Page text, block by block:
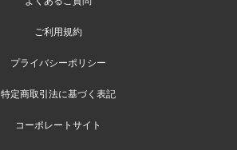
ご利用規約
プライバシーポリシー
特定商取引法に基づく表記
コーポレートサイト